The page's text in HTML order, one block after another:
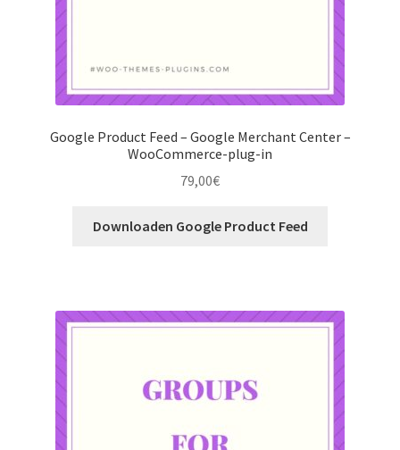
Google Product Feed – Google Merchant Center –
WooCommerce-plug-in
79,00€
Downloaden Google Product Feed